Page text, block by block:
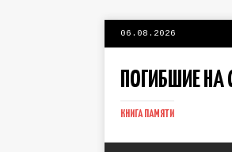
06.08.2026
ПОГИБШИЕ НА
КНИГА ПАМЯТИ